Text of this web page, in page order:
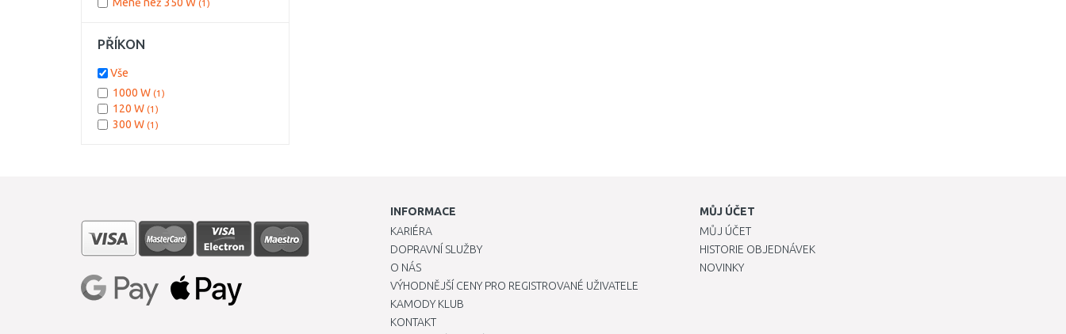
(1)
PŘÍKON
Vše
1000 W (1)
120 W (1)
300 W (1)
INFORMACE
KARIÉRA
DOPRAVNÍ SLUŽBY
O NÁS
VÝHODNĚJŠÍ CENY PRO REGISTROVANÉ UŽIVATELE
KAMODY KLUB
KONTAKT
MŮJ ÚČET
MŮJ ÚČET
HISTORIE OBJEDNÁVEK
NOVINKY